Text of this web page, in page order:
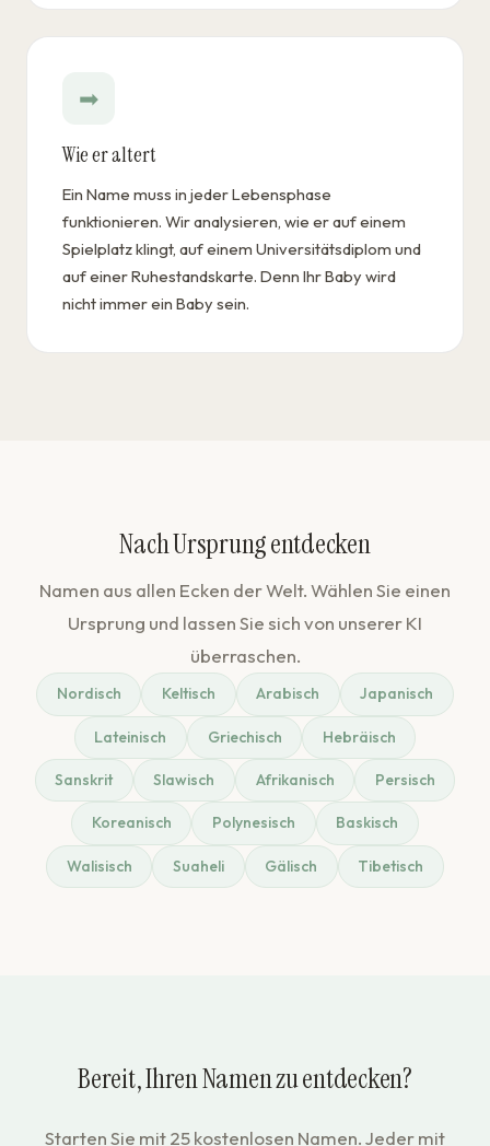
➡
Wie er altert
Ein Name muss in jeder Lebensphase
funktionieren. Wir analysieren, wie er auf einem
Spielplatz klingt, auf einem Universitätsdiplom und
auf einer Ruhestandskarte. Denn Ihr Baby wird
nicht immer ein Baby sein.
Nach Ursprung entdecken
Namen aus allen Ecken der Welt. Wählen Sie einen
Ursprung und lassen Sie sich von unserer KI
überraschen.
Nordisch Keltisch Arabisch Japanisch
Lateinisch Griechisch Hebräisch
Sanskrit Slawisch Afrikanisch Persisch
Koreanisch Polynesisch Baskisch
Walisisch Suaheli Gälisch Tibetisch
Bereit, Ihren Namen zu entdecken?
Starten Sie mit 25 kostenlosen Namen. Jeder mit